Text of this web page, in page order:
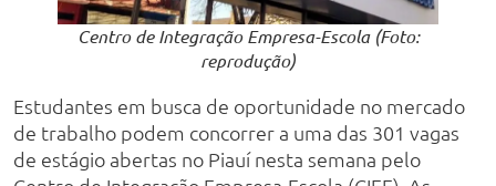
Centro de Integração Empresa-Escola (Foto:
reprodução)
Estudantes em busca de oportunidade no mercado
de trabalho podem concorrer a uma das 301 vagas
de estágio abertas no Piauí nesta semana pelo